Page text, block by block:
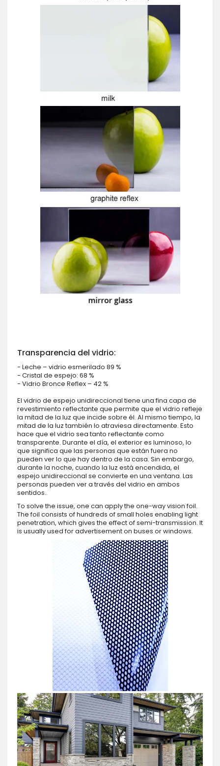
Transparencia del vidrio:
- Leche – vidrio esmerilado 89 %
- Cristal de espejo: 68 %
- Vidrio Bronce Reflex – 42 %
El vidrio de espejo unidireccional tiene una fina capa de
revestimiento reflectante que permite que el vidrio refleje
la mitad de la luz que incide sobre él. Al mismo tiempo, la
mitad de la luz también lo atraviesa directamente. Esto
hace que el vidrio sea tanto reflectante como
transparente. Durante el día, el exterior es luminoso, lo
que significa que las personas que están fuera no
pueden ver lo que hay dentro de la casa. Sin embargo,
durante la noche, cuando la luz está encendida, el
espejo unidireccional se convierte en una ventana. Las
personas pueden ver a través del vidrio en ambos
sentidos..
To solve the issue, one can apply the one-way vision foil.
The foil consists of hundreds of small holes enabling light
penetration, which gives the effect of semi-transmission. It
is usually used for advertisement on buses or windows.